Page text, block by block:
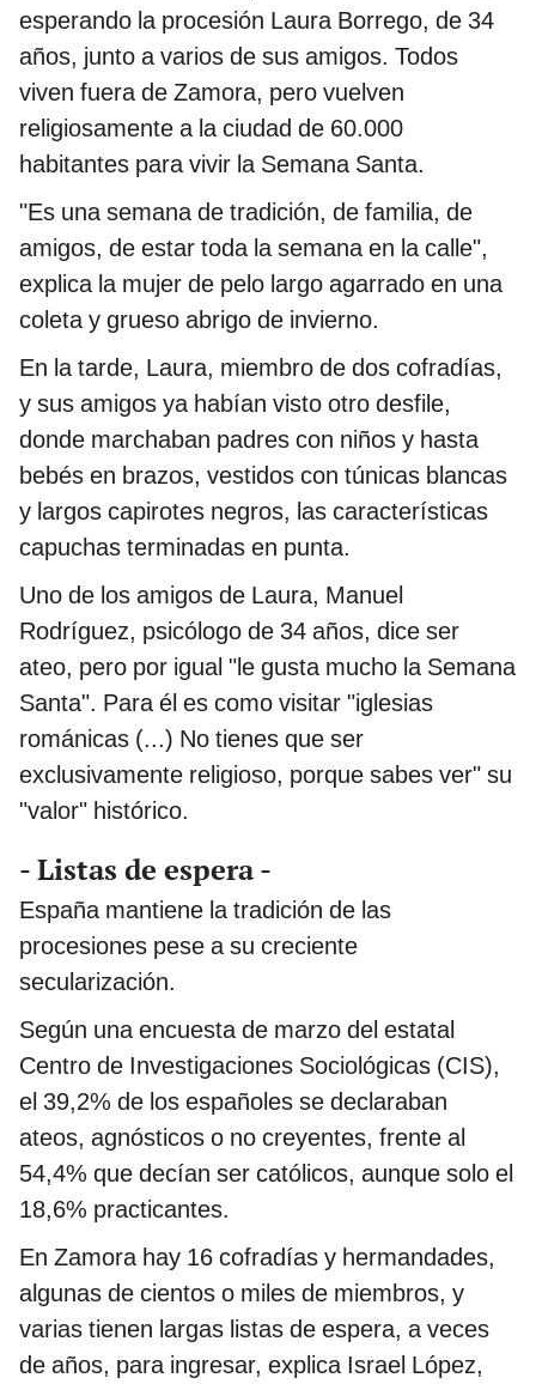
esperando la procesión Laura Borrego, de 34
años, junto a varios de sus amigos. Todos
viven fuera de Zamora, pero vuelven
religiosamente a la ciudad de 60.000
habitantes para vivir la Semana Santa.
"Es una semana de tradición, de familia, de
amigos, de estar toda la semana en la calle",
explica la mujer de pelo largo agarrado en una
coleta y grueso abrigo de invierno.
En la tarde, Laura, miembro de dos cofradías,
y sus amigos ya habían visto otro desfile,
donde marchaban padres con niños y hasta
bebés en brazos, vestidos con túnicas blancas
y largos capirotes negros, las características
capuchas terminadas en punta.
Uno de los amigos de Laura, Manuel
Rodríguez, psicólogo de 34 años, dice ser
ateo, pero por igual "le gusta mucho la Semana
Santa". Para él es como visitar "iglesias
románicas (...) No tienes que ser
exclusivamente religioso, porque sabes ver" su
"valor" histórico.
- Listas de espera -
España mantiene la tradición de las
procesiones pese a su creciente
secularización.
Según una encuesta de marzo del estatal
Centro de Investigaciones Sociológicas (CIS),
el 39,2% de los españoles se declaraban
ateos, agnósticos o no creyentes, frente al
54,4% que decían ser católicos, aunque solo el
18,6% practicantes.
En Zamora hay 16 cofradías y hermandades,
algunas de cientos o miles de miembros, y
varias tienen largas listas de espera, a veces
de años, para ingresar, explica Israel López,